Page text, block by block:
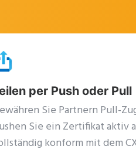
per Push oder Pull
Sie Partnern Pull-
Sie ein Zertifikat aktiv
konform mit dem